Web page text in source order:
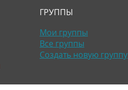
ГРУППЫ
Мои группы
Все группы
Создать новую группу